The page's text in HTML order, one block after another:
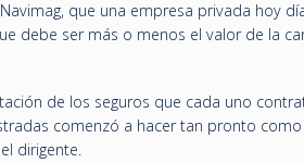
que una empresa privada hoy
debe ser más o menos el valor de la
de los seguros que cada uno
comenzó a hacer tan pronto
dirigente.